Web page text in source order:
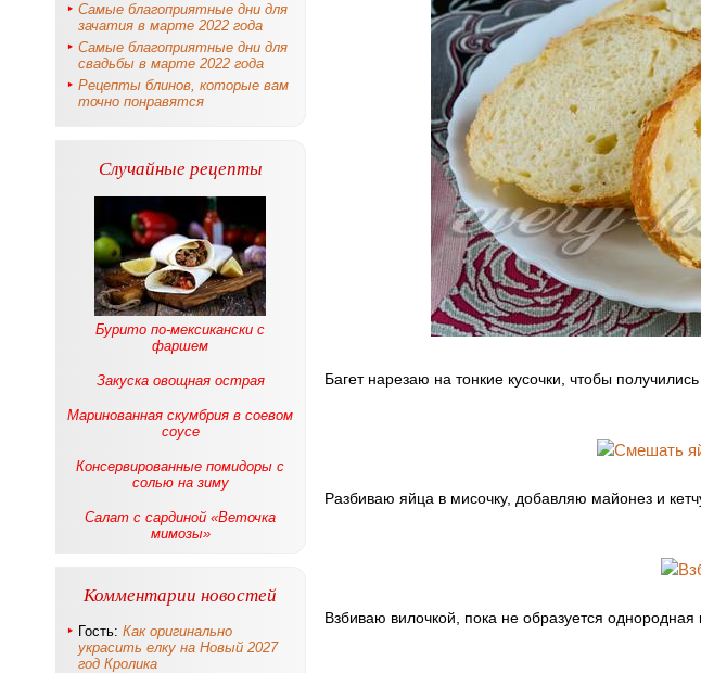
Самые благоприятные дни для
зачатия в марте 2022 года
Самые благоприятные дни для
свадьбы в марте 2022 года
Рецепты блинов, которые вам
точно понравятся
Случайные рецепты
Бурито по-мексикански с
фаршем
Закуска овощная острая
Маринованная скумбрия в соевом
соусе
Консервированные помидоры с
солью на зиму
Салат с сардиной «Веточка
мимозы»
Комментарии новостей
Гость: Как оригинально
украсить елку на Новый 2027
год Кролика
Багет нарезаю на тонкие кусочки, чтобы
Разбиваю яйца в мисочку, добавляю майонез и
Взбиваю вилочкой, пока не образуется однородная